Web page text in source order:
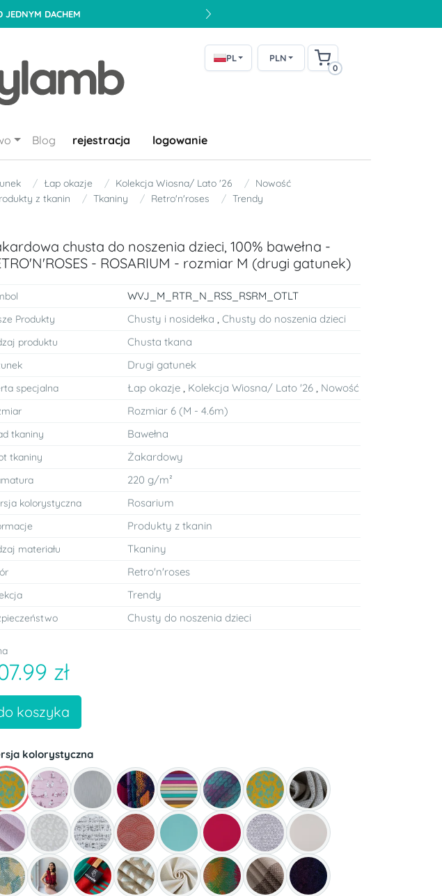
JEDNYM DACHEM
PL PLN
0
Blog rejestracja logowanie
Łap okazje Kolekcja Wiosna/ Lato '26
Nowość
z tkanin Tkaniny Retro'n'roses
Trendy
chusta do noszenia dzieci, 100% bawełna -
- ROSARIUM - rozmiar M (drugi gatunek)
WVJ_M_RTR_N_RSS_RSRM_OTLT
Produkty Chusty i nosidełka ,Chusty do noszenia dzieci
produktu Chusta tkana
Drugi gatunek
specjalna Łap okazje , Kolekcja Wiosna/ Lato '26 , Nowość
Rozmiar 6 (M - 4.6m)
tkaniny Bawełna
tkaniny Żakardowy
220 g/m²
kolorystyczna Rosarium
Produkty z tkanin
materiału Tkaniny
Retro'n'roses
Trendy
Chusty do noszenia dzieci
zł
koszyka
kolorystyczna